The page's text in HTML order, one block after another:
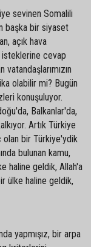
sevinen Somalili
başka bir siyaset
açık hava
cevap
vatandaşlarımızın
olabilir mi? Bugün
konuşuluyor.
Balkanlar'da,
Artık Türkiye
olan bir Türkiye'ydik
bulunan kamu,
haline geldik, Allah'a
ülke haline geldik,
yapmışız, bir arpa